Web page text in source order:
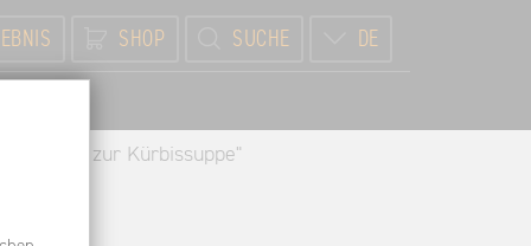
SHOP SUCHE DE
zur Kürbissuppe"